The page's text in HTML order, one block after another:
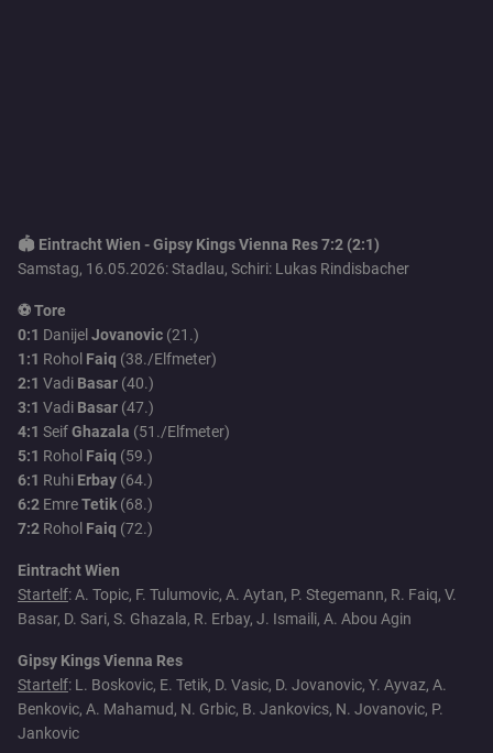
🏟️ Eintracht Wien - Gipsy Kings Vienna Res 7:2 (2:1)
Samstag, 16.05.2026: Stadlau, Schiri: Lukas Rindisbacher
⚽ Tore
0:1 Danijel Jovanovic (21.)
1:1 Rohol Faiq (38./Elfmeter)
2:1 Vadi Basar (40.)
3:1 Vadi Basar (47.)
4:1 SeifGhazala (51./Elfmeter)
5:1 Rohol Faiq (59.)
6:1 Ruhi Erbay (64.)
6:2 EmreTetik (68.)
7:2 Rohol Faiq (72.)
Eintracht Wien
Startelf: A. Topic, F. Tulumovic, A. Aytan, P. Stegemann, R. Faiq, V.
Basar, D. Sari, S. Ghazala, R. Erbay, J. Ismaili, A. Abou Agin
Gipsy Kings Vienna Res
Startelf: L. Boskovic, E. Tetik, D. Vasic, D. Jovanovic, Y. Ayvaz, A.
Benkovic, A. Mahamud, N. Grbic, B. Jankovics, N. Jovanovic, P.
Jankovic